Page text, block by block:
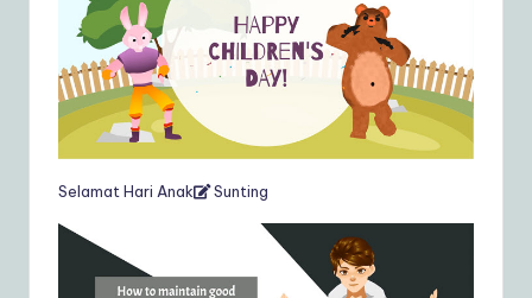
Selamat Hari Anak Sunting